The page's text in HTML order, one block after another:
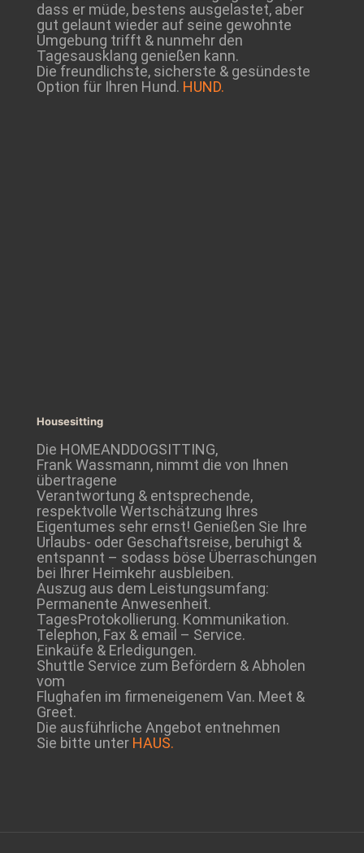
dass er müde, bestens ausgelastet, aber
gut gelaunt wieder auf seine gewohnte
Umgebung trifft & nunmehr den
Tagesausklang genießen kann.
Die freundlichste, sicherste & gesündeste
Option für Ihren Hund. HUND.
Housesitting
Die HOMEANDDOGSITTING,
Frank Wassmann, nimmt die von Ihnen
übertragene
Verantwortung & entsprechende,
respektvolle Wertschätzung Ihres
Eigentumes sehr ernst! Genießen Sie Ihre
Urlaubs- oder Geschaftsreise, beruhigt &
entspannt – sodass böse Überraschungen
bei Ihrer Heimkehr ausbleiben.
Auszug aus dem Leistungsumfang:
Permanente Anwesenheit.
TagesProtokollierung. Kommunikation.
Telephon, Fax & email – Service.
Einkaüfe & Erledigungen.
Shuttle Service zum Befördern & Abholen
vom
Flughafen im firmeneigenem Van. Meet &
Greet.
Die ausführliche Angebot entnehmen
Sie bitte unter HAUS.